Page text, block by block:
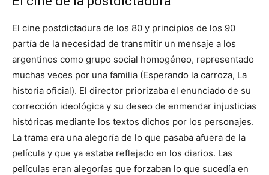
El cine postdictadura de los 80 y principios de los 90
partía de la necesidad de transmitir un mensaje a los
argentinos como grupo social homogéneo, representado
muchas veces por una familia (Esperando la carroza, La
historia oficial). El director priorizaba el enunciado de su
corrección ideológica y su deseo de enmendar injusticias
históricas mediante los textos dichos por los personajes.
La trama era una alegoría de lo que pasaba afuera de la
película y que ya estaba reflejado en los diarios. Las
películas eran alegorías que forzaban lo que sucedía en